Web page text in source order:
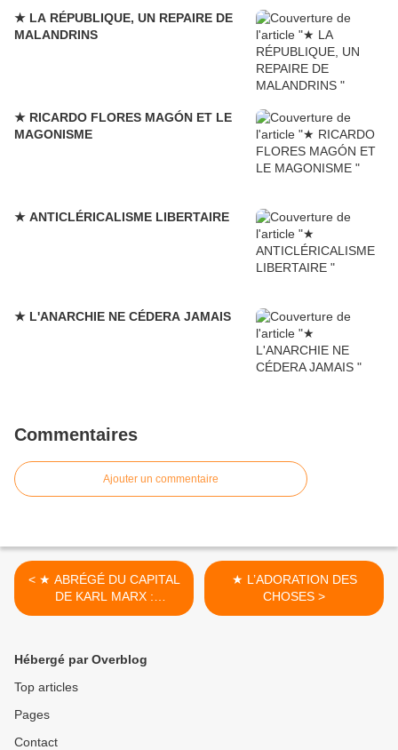
★ LA RÉPUBLIQUE, UN REPAIRE DE
MALANDRINS
★ RICARDO FLORES MAGÓN ET LE
MAGONISME
★ ANTICLÉRICALISME LIBERTAIRE
★ L'ANARCHIE NE CÉDERA JAMAIS
Commentaires
Ajouter un commentaire
< ★ ABRÉGÉ DU CAPITAL
DE KARL MARX :
COMMENT NAIT LE
★ L’ADORATION DES
CHOSES >
Hébergé par Overblog
Top articles
Pages
Contact